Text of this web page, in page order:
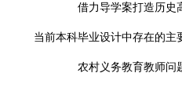
借力导学案打造历史
当前本科毕业设计中存在的主
农村义务教育教师问